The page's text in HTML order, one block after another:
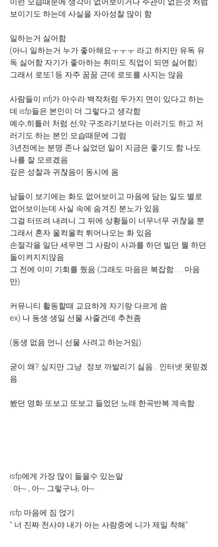
보이기도 하는데 사실을 자아성찰 많이 함
일하는거 싫어함
(아니 일하는거 누가 좋아해요ㅜㅜㅜ 라고 하지만 유독 유
독 싫어함 자기가 좋아하는 취미도 직업이 되면 싫어함)
그래서 로또1등 자주 꿈꿈 근데 로또를 사지는 않음
사람들이 infj가 아수라 백작처럼 두가지 면이 있다고 하는
데 isfp들은 본인이 더 그렇다고 생각함
예수,히틀러 처럼 선,악 구조라기보다는 이러기도 하고 저
러기도 하는 본인 모습때문에 그럼
3년전에는 분명 존나 싫었던 일이 지금은 좋기도 함 나도
나를 잘 모르겠음
깊은 성찰과 귀찮음이 동시에 옴
남들이 보기에는 화도 없어보이고 마음에 담는 일도 별로
없어보이는데 사실 속에 숨겨진 분노가 있음
그걸 터뜨려 내려니 그 뒤에 상황들이 너무너무 귀찮을 뿐
그래서 혼자 울컥울컥 튀어나오는 화 있음
손절각을 일단 세우면 그 사람이 사과를 하던 빌던 뭘 하던
돌이켜지지않음
그 전에 이미 기회를 줬음 (그래도 마음은 복잡함...... 마음
만)
커뮤니티 활동할때 교묘하게 자기랑 다르게 씀
ex) 나 동생 생일 선물 사줄건데 추천좀
(동생 없음 언니 선물 사려고 하는거임)
굳이 왜? 싶지만 그냥.. 정보 까발리기 싫음... 인터넷 못믿겠
음..
봤던 영화 또보고 또보고 들었던 노래 한곡반복 계속함...
isfp에게 가장 많이 들을수 있는말
: 아~ , 아~ 그렇구나, 아~
isfp 마음에 짐 얹기
" 너 진짜 천사야 내가 아는 사람중에 니가 제일 착해"